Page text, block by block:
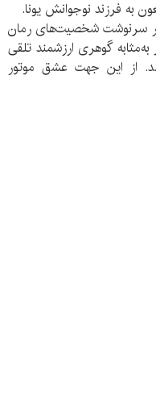
به فرزند نوجوانش یونا.
سرنوشت شخصیت‌های رمان
گوهری ارزشمند تلقی
از این جهت عشق موتور